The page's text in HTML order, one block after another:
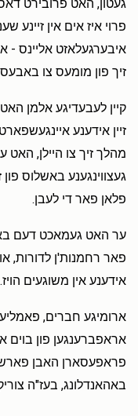
געטון, האט פרובירט דאס
פרוי איז אים אין זיינע
איבערגעלאזט אליינס -
זיך פון מומעס צו באבעס
קיין לעבעדיגע אלמן
זיין אידענע
מהלך זיך צו היילן,
געצווינגענע באשלוס פון
פלאן פאר די לעבן.
ער האט געמאכט דעם
פאר רחמנות'ן לדורות,
אידענע אין משוגעים הויז.
ארומיגע חברים,
אראפברענגען פון בוים
פראפעסארן האבן
באהאנדלונג, בעז"ה